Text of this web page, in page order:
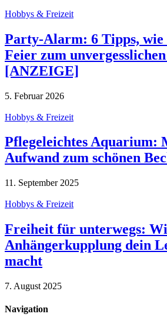
Hobbys & Freizeit
Party-Alarm: 6 Tipps, wie
Feier zum
[ANZEIGE]
5. Februar 2026
Hobbys & Freizeit
Pflegeleichtes Aquarium:
Aufwand zum schönen
11. September 2025
Hobbys & Freizeit
Freiheit für unterwegs:
Anhängerkupplung dein
macht
7. August 2025
Navigation